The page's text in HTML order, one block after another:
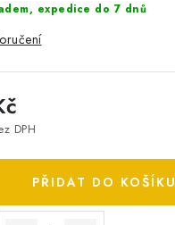
NOUZOVÁ OSVĚTLENÍ
ZDARMA
expedice do 7 dnů
DPH
PŘIDAT DO KOŠÍKU